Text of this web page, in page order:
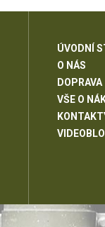
ÚVODNÍ
O NÁS
DOPRAVA
VŠE O